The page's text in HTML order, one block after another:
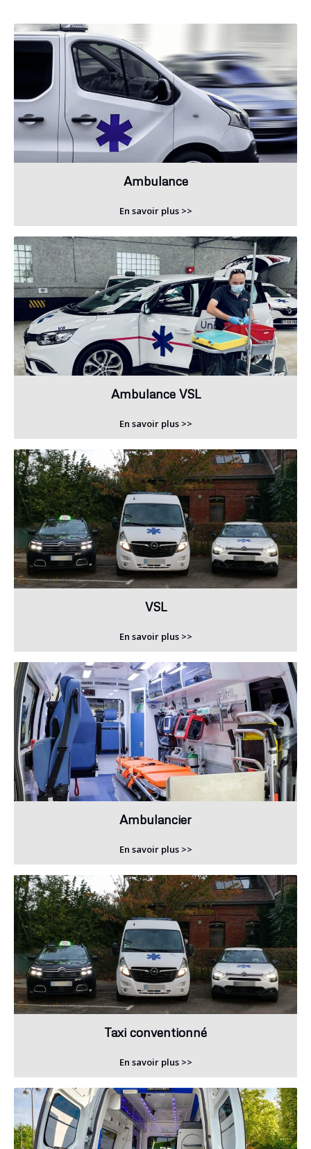
Ambulance
En savoir plus >>
Ambulance VSL
En savoir plus >>
VSL
En savoir plus >>
Ambulancier
En savoir plus >>
Taxi conventionné
En savoir plus >>